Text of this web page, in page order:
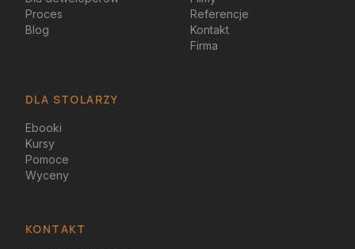
Proces
Blog
Referencje
Kontakt
Firma
DLA STOLARZY
Ebooki
Kursy
Pomoce
Wyceny
KONTAKT